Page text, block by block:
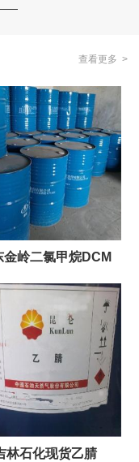
查看更多 >
金岭二氯甲烷DCM
林石化现货乙腈